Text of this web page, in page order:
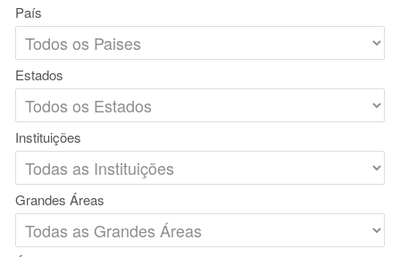
País
Estados
Instituições
Grandes Áreas